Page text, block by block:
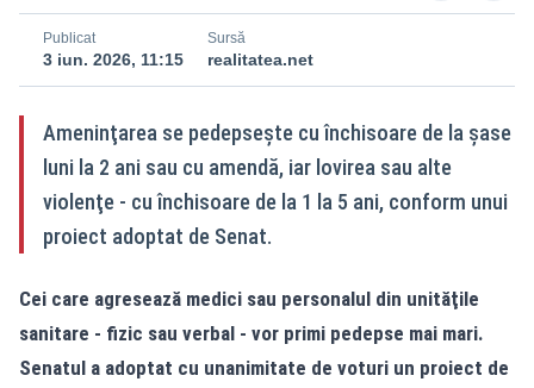
Publicat
3 iun. 2026, 11:15
Sursă
realitatea.net
Ameninţarea se pedepseşte cu închisoare de la șase
luni la 2 ani sau cu amendă, iar lovirea sau alte
violenţe - cu închisoare de la 1 la 5 ani, conform unui
proiect adoptat de Senat.
Cei care agresează medici sau personalul din unităţile
sanitare - fizic sau verbal - vor primi pedepse mai mari.
Senatul a adoptat cu unanimitate de voturi un proiect de